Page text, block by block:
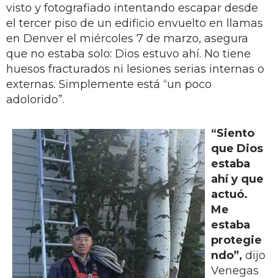
visto y fotografiado intentando escapar desde
el tercer piso de un edificio envuelto en llamas
en Denver el miércoles 7 de marzo, asegura
que no estaba solo: Dios estuvo ahí. No tiene
huesos fracturados ni lesiones serias internas o
externas. Simplemente está “un poco
adolorido”.
“Siento
que Dios
estaba
ahí y que
actuó.
Me
estaba
protegie
ndo”, dijo
Venegas